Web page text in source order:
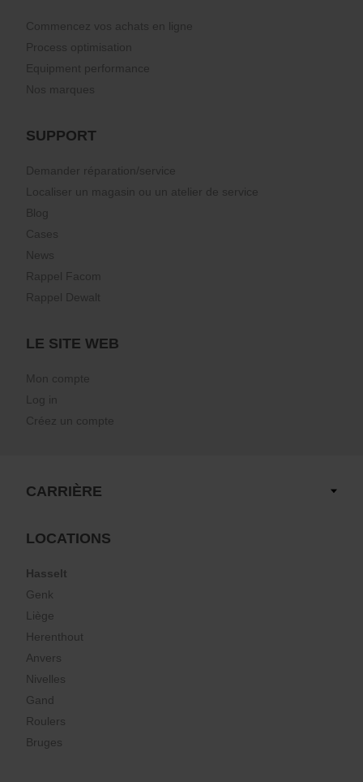
Commencez vos achats en ligne
Process optimisation
Equipment performance
Nos marques
SUPPORT
Demander réparation/service
Localiser un magasin ou un atelier de service
Blog
Cases
News
Rappel Facom
Rappel Dewalt
LE SITE WEB
Mon compte
Log in
Créez un compte
CARRIÈRE
LOCATIONS
Hasselt
Genk
Liège
Herenthout
Anvers
Nivelles
Gand
Roulers
Bruges